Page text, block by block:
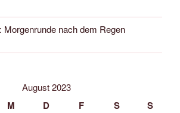
Morgenrunde nach dem Regen
August 2023
M D F S S